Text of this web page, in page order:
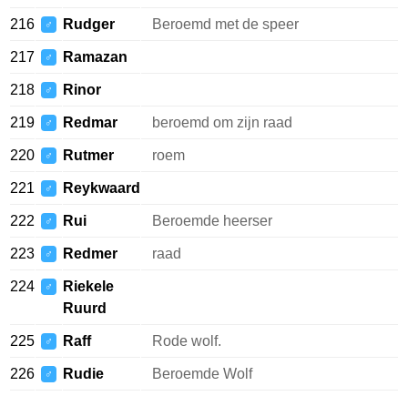
216 ♂ Rudger Beroemd met de speer
217 ♂ Ramazan
218 ♂ Rinor
219 ♂ Redmar beroemd om zijn raad
220 ♂ Rutmer roem
221 ♂ Reykwaard
222 ♂ Rui Beroemde heerser
223 ♂ Redmer raad
224 ♂
Riekele
Ruurd
225 ♂ Raff Rode wolf.
226 ♂ Rudie Beroemde Wolf